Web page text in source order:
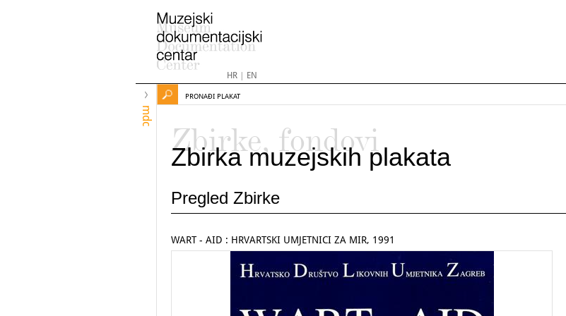
HR| EN
mdc
PRONAĐI PLAKAT
Zbirke, fondovi
Zbirka muzejskih plakata
Pregled Zbirke
WART - AID : HRVARTSKI UMJETNICI ZA MIR, 1991